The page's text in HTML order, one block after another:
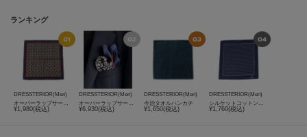
ランキング
DRESSTERIOR(Men)
¥1,980(税込)
DRESSTERIOR(Men)
¥6,930(税込)
DRESSTERIOR(Men)
今治タオルハンカチ
¥1,650(税込)
DRESSTERIOR(Men)
¥1,760(税込)